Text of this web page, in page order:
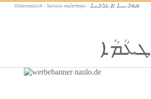
Ostaramäisch - Suryoyo maĉerboyo - ܣܘܪܝܝܐ ܡܥܪܒܝܐ
ܛܥܳܡܳܐ